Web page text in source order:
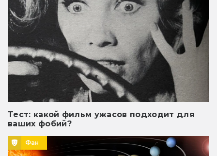
Тест: какой фильм ужасов подходит для
ваших фобий?
Фан